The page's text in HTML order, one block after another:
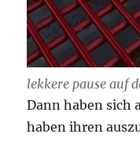
lekkere pause auf
Dann haben sich
haben ihren